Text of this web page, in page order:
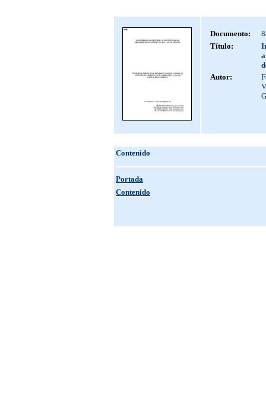
Documento:
Título:
Autor:
Contenido
Portada
Contenido